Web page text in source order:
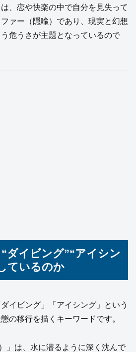
、恋や快楽の中で自分を見失って
ァー（隠喩）であり、現実と幻想
危うさが主題となっているので
ダイビング”“アイシン
ているのか
イビング」「アイシング」という
の移行を描くキーワードです。
」は、水に潜るように深く沈んで